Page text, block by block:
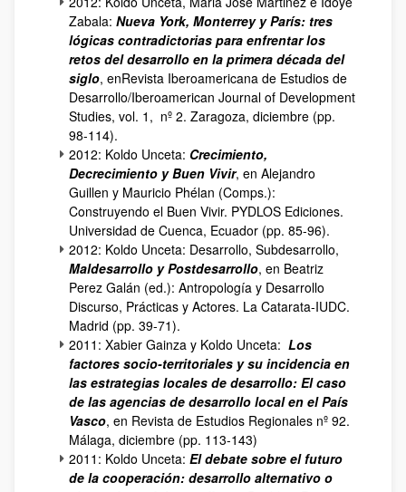
Zabala: Nueva York, Monterrey y París: tres
lógicas contradictorias para enfrentar los
retos del desarrollo en la primera década del
siglo, enRevista Iberoamericana de Estudios de
Desarrollo/Iberoamerican Journal of Development
Studies, vol. 1, nº 2. Zaragoza, diciembre (pp.
98-114).
2012: Koldo Unceta: Crecimiento,
Decrecimiento y Buen Vivir, en Alejandro
Guillen y Mauricio Phélan (Comps.):
Construyendo el Buen Vivir. PYDLOS Ediciones.
Universidad de Cuenca, Ecuador (pp. 85-96).
2012: Koldo Unceta: Desarrollo, Subdesarrollo,
Maldesarrollo y Postdesarrollo, en Beatriz
Perez Galán (ed.): Antropología y Desarrollo
Discurso, Prácticas y Actores. La Catarata-IUDC.
Madrid (pp. 39-71).
2011: Xabier Gainza y Koldo Unceta: Los
factores socio-territoriales y su incidencia en
las estrategias locales de desarrollo: El caso
de las agencias de desarrollo local en el País
Vasco, en Revista de Estudios Regionales nº 92.
Málaga, diciembre (pp. 113-143)
2011: Koldo Unceta: El debate sobre el futuro
de la cooperación: desarrollo alternativo o